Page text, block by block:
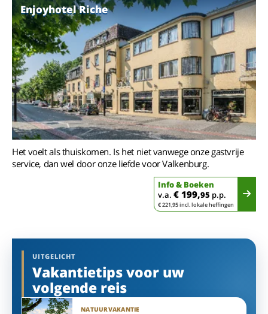
Enjoyhotel Riche
Het voelt als thuiskomen. Is het niet vanwege onze gastvrije
service, dan wel door onze liefde voor Valkenburg.
Info & Boeken
v.a. € 199,95 p.p.
€ 221,95 incl. lokale heffingen
UITGELICHT
Vakantietips voor uw
volgende reis
NATUURVAKANTIE